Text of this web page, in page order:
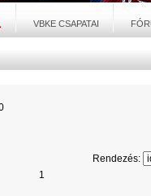
VBKE CSAPATAI
Rendezés:
1